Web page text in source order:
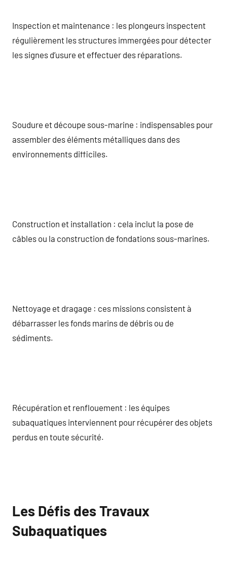
Inspection et maintenance : les plongeurs inspectent
régulièrement les structures immergées pour détecter
les signes d’usure et effectuer des réparations.
Soudure et découpe sous-marine : indispensables pour
assembler des éléments métalliques dans des
environnements difficiles.
Construction et installation : cela inclut la pose de
câbles ou la construction de fondations sous-marines.
Nettoyage et dragage : ces missions consistent à
débarrasser les fonds marins de débris ou de
sédiments.
Récupération et renflouement : les équipes
subaquatiques interviennent pour récupérer des objets
perdus en toute sécurité.
Les Défis des Travaux
Subaquatiques